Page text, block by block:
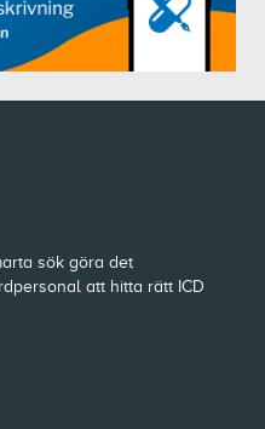
sök göra det
att hitta rätt ICD